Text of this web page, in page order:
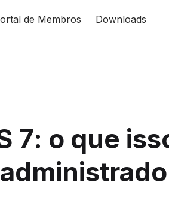
de Membros Downloads
7: o que